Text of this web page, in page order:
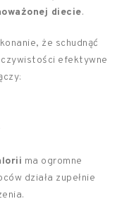
diecie.
że schudnąć
efektywne
ma ogromne
działa zupełnie